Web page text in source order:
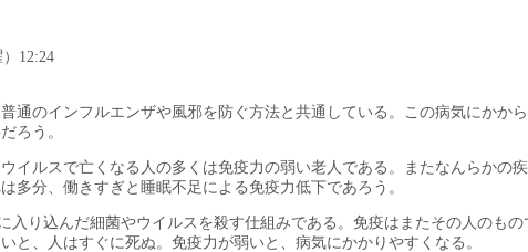
12:24
通のインフルエンザや風邪を防ぐ方法と共通している。この病気にかか
ろう。
イルスで亡くなる人の多くは免疫力の弱い老人である。またなんらかの
多分、働きすぎと睡眠不足による免疫力低下であろう。
入り込んだ細菌やウイルスを殺す仕組みである。免疫はまたその人のも
と、人はすぐに死ぬ。免疫力が弱いと、病気にかかりやすくなる。